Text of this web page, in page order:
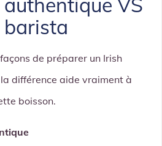
VS
barista
de préparer un Irish
différence aide vraiment à
boisson.